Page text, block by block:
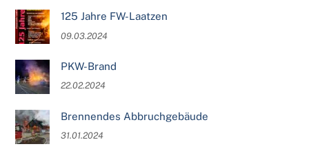
125 Jahre FW-Laatzen
09.03.2024
PKW-Brand
22.02.2024
Brennendes Abbruchgebäude
31.01.2024